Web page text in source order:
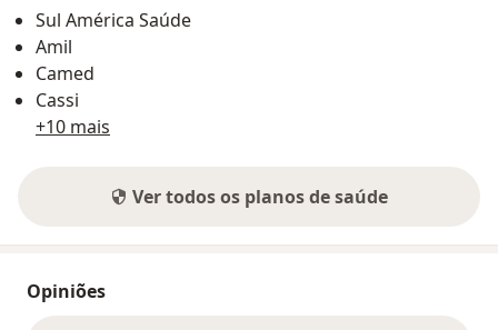
Sul América Saúde
Amil
Camed
Cassi
+10 mais
Ver todos os planos de saúde
Opiniões